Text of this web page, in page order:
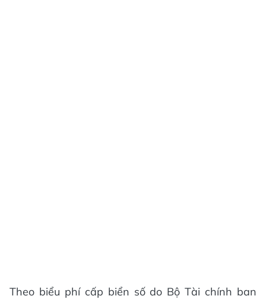
Theo biểu phí cấp biển số do Bộ Tài chính ban